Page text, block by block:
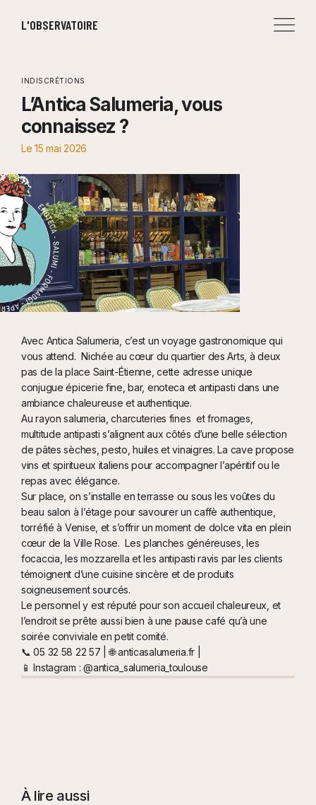
L'OBSERVATOIRE
INDISCRÉTIONS
L’Antica Salumeria, vous
connaissez ?
Le15 mai 2026
Avec Antica Salumeria, c’est un voyage gastronomique qui
vous attend. Nichée au cœur du quartier des Arts, à deux
pas de la place Saint-Étienne, cette adresse unique
conjugue épicerie fine, bar, enoteca et antipasti dans une
ambiance chaleureuse et authentique.
Au rayon salumeria, charcuteries fines et fromages,
multitude antipasti s’alignent aux côtés d’une belle sélection
de pâtes sèches, pesto, huiles et vinaigres. La cave propose
vins et spiritueux italiens pour accompagner l’apéritif ou le
repas avec élégance.
Sur place, on s’installe en terrasse ou sous les voûtes du
beau salon à l’étage pour savourer un caffè authentique,
torréfié à Venise, et s’offrir un moment de dolce vita en plein
cœur de la Ville Rose. Les planches généreuses, les
focaccia, les mozzarella et les antipasti ravis par les clients
témoignent d’une cuisine sincère et de produits
soigneusement sourcés.
Le personnel y est réputé pour son accueil chaleureux, et
l’endroit se prête aussi bien à une pause café qu’à une
soirée conviviale en petit comité.
📞 05 32 58 22 57 | 🌐 anticasalumeria.fr |
📱 Instagram : @antica_salumeria_toulouse
À lire aussi